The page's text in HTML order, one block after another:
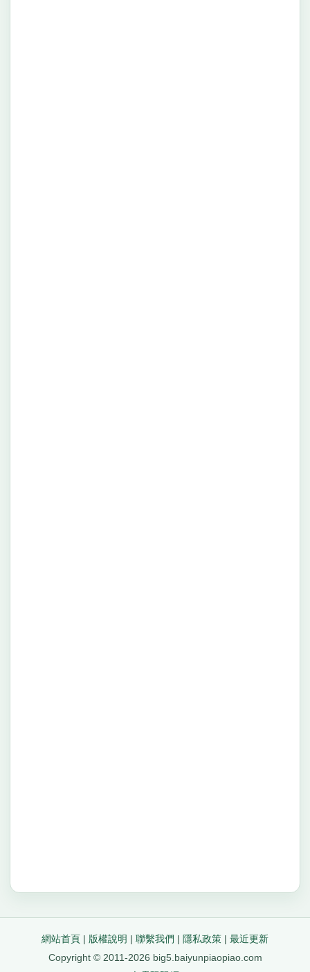
網站首頁 | 版權說明 | 聯繫我們 | 隱私政策 | 最近更新
Copyright © 2011-2026 big5.baiyunpiaopiao.com